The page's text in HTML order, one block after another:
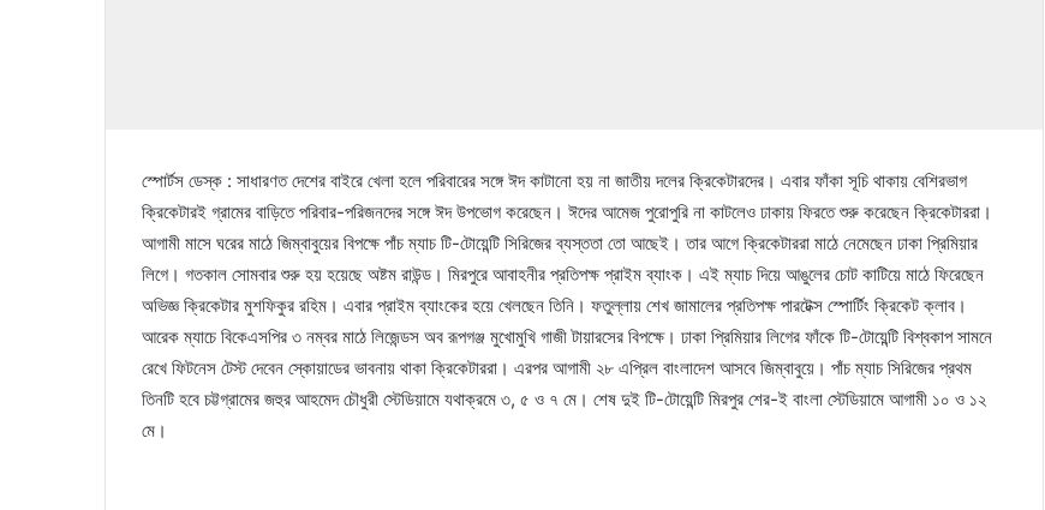
স্পোর্টস ডেস্ক : সাধারণত দেশের বাইরে খেলা হলে পরিবারের সঙ্গে ঈদ কাটানো হয় না জাতীয় দলের ক্রিকেটারদের। এবার ফাঁকা সূচি থাকায় বেশিরভাগ
ক্রিকেটারই গ্রামের বাড়িতে পরিবার-পরিজনদের সঙ্গে ঈদ উপভোগ করেছেন। ঈদের আমেজ পুরোপুরি না কাটলেও ঢাকায় ফিরতে শুরু করেছেন ক্রিকেটাররা।
আগামী মাসে ঘরের মাঠে জিম্বাবুয়ের বিপক্ষে পাঁচ ম্যাচ টি-টোয়েন্টি সিরিজের ব্যস্ততা তো আছেই। তার আগে ক্রিকেটাররা মাঠে নেমেছেন ঢাকা প্রিমিয়ার
লিগে। গতকাল সোমবার শুরু হয় হয়েছে অষ্টম রাউন্ড। মিরপুরে আবাহনীর প্রতিপক্ষ প্রাইম ব্যাংক। এই ম্যাচ দিয়ে আঙুলের চোট কাটিয়ে মাঠে ফিরেছেন
অভিজ্ঞ ক্রিকেটার মুশফিকুর রহিম। এবার প্রাইম ব্যাংকের হয়ে খেলছেন তিনি। ফতুল্লায় শেখ জামালের প্রতিপক্ষ পারটেক্স স্পোর্টিং ক্রিকেট ক্লাব।
আরেক ম্যাচে বিকেএসপির ৩ নম্বর মাঠে লিজেন্ডস অব রূপগঞ্জ মুখোমুখি গাজী টায়ারসের বিপক্ষে। ঢাকা প্রিমিয়ার লিগের ফাঁকে টি-টোয়েন্টি বিশ্বকাপ সামনে
রেখে ফিটনেস টেস্ট দেবেন স্কোয়াডের ভাবনায় থাকা ক্রিকেটাররা। এরপর আগামী ২৮ এপ্রিল বাংলাদেশ আসবে জিম্বাবুয়ে। পাঁচ ম্যাচ সিরিজের প্রথম
তিনটি হবে চট্টগ্রামের জহুর আহমেদ চৌধুরী স্টেডিয়ামে যথাক্রমে ৩, ৫ ও ৭ মে। শেষ দুই টি-টোয়েন্টি মিরপুর শের-ই বাংলা স্টেডিয়ামে আগামী ১০ ও ১২
মে।